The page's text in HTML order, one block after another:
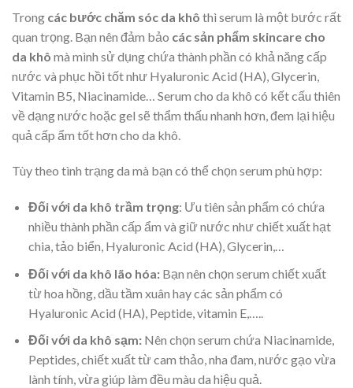
Trong các bước chăm sóc da khô thì serum là một bước rất
quan trọng. Bạn nên đảm bảo các sản phẩm skincare cho
da khô mà mình sử dụng chứa thành phần có khả năng cấp
nước và phục hồi tốt như Hyaluronic Acid (HA), Glycerin,
Vitamin B5, Niacinamide… Serum cho da khô có kết cấu thiên
về dạng nước hoặc gel sẽ thẩm thấu nhanh hơn, đem lại hiệu
quả cấp ẩm tốt hơn cho da khô.
Tùy theo tình trạng da mà bạn có thể chọn serum phù hợp:
Đối với da khô trầm trọng: Ưu tiên sản phẩm có chứa
nhiều thành phần cấp ẩm và giữ nước như chiết xuất hạt
chia, tảo biển, Hyaluronic Acid (HA), Glycerin,…
Đối với da khô lão hóa:Bạn nên chọn serum chiết xuất
từ hoa hồng, dầu tầm xuân hay các sản phẩm có
Hyaluronic Acid (HA), Peptide, vitamin E,…..
Đối với da khô sạm: Nên chọn serum chứa Niacinamide,
Peptides, chiết xuất từ cam thảo, nha đam, nước gạo vừa
lành tính, vừa giúp làm đều màu da hiệu quả.